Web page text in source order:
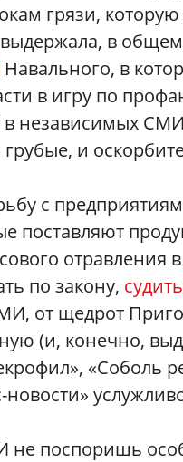
грязи,
в
Навального, в
в игру по
в независимых
грубые, и
с
поставляют
отравления
по закону,
от щедрот
(и, конечно,
«Соболь
не поспоришь